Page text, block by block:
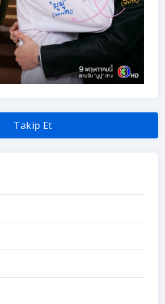
Takip Et